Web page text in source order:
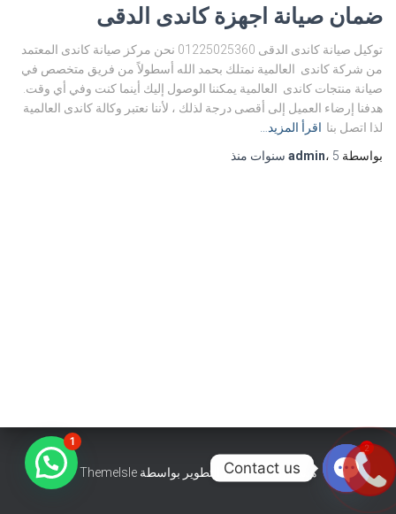
ضمان صيانة اجهزة كاندى الدقى
توكيل صيانة كاندى الدقى 01225025360 نحن مركز صيانة كاندى المعتمد
من شركة كاندى العالمية نمتلك بحمد الله أسطولاً من فريق متخصص في
صيانة منتجات كاندى العالمية يمكننا الوصول إليك أينما كنت وفي أي وقت.
هدفنا إرضاء العميل إلى أقصى درجة لذلك ، لأننا نعتبر وكالة كاندى العالمية
لذا اتصل بنا اقرأ المزيد…
بواسطة
admin، 5 سنوات منذ
هستيا (Hestia) | تّم التطوير بواسطة ThemeIsle
1
Contact us
2